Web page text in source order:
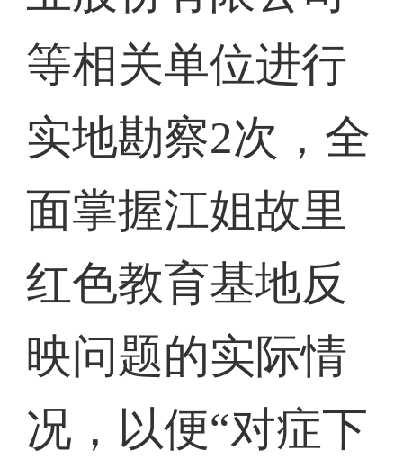
等相关单位进行
实地勘察2次，全
面掌握江姐故里
红色教育基地反
映问题的实际情
况，以便“对症下